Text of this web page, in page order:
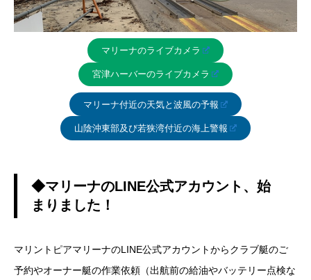
マリーナのライブカメラ
宮津ハーバーのライブカメラ
マリーナ付近の天気と波風の予報
山陰沖東部及び若狭湾付近の海上警報
◆マリーナのLINE公式アカウント、始
まりました！
マリントピアマリーナのLINE公式アカウントからクラブ艇のご
予約やオーナー艇の作業依頼（出航前の給油やバッテリー点検な